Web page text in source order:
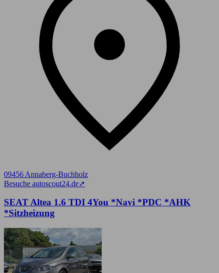
09456 Annaberg-Buchholz
Besuche autoscout24.de➚
SEAT Altea 1.6 TDI 4You *Navi *PDC *AHK
*Sitzheizung